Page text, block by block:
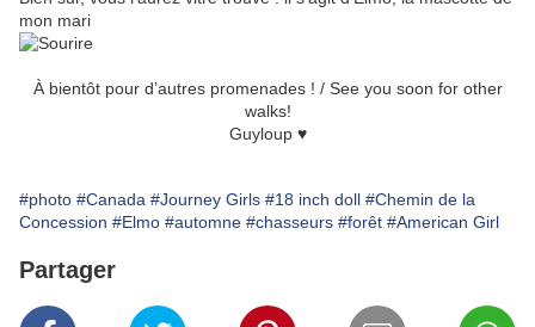
mon mari
À bientôt pour d’autres promenades ! / See you soon for other
walks!
Guyloup ♥
#photo #Canada #Journey Girls #18 inch doll #Chemin de la
Concession #Elmo #automne #chasseurs #forêt #American Girl
Partager